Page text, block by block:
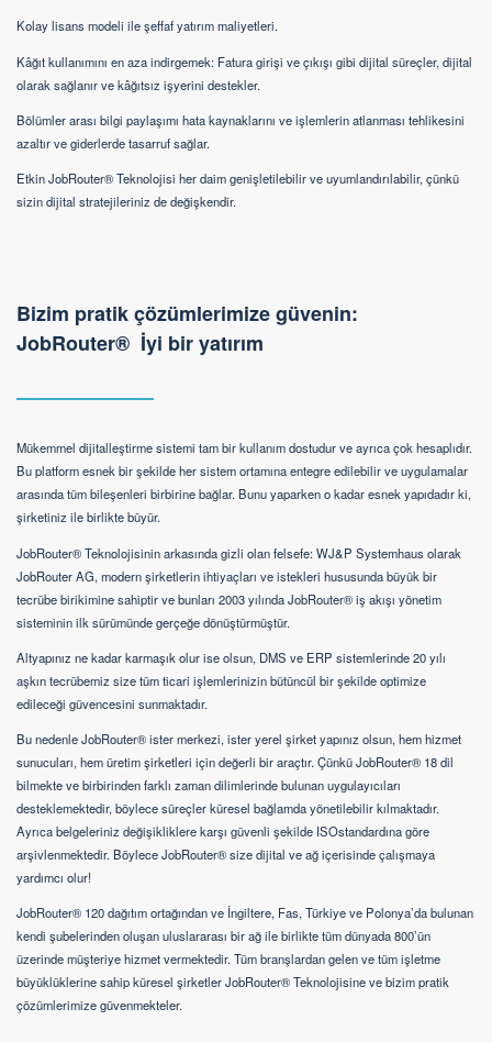
Kolay lisans modeli ile şeffaf yatırım maliyetleri.
Kâğıt kullanımını en aza indirgemek: Fatura girişi ve çıkışı gibi dijital süreçler, dijital
olarak sağlanır ve kâğıtsız işyerini destekler.
Bölümler arası bilgi paylaşımı hata kaynaklarını ve işlemlerin atlanması tehlikesini
azaltır ve giderlerde tasarruf sağlar.
Etkin JobRouter® Teknolojisi her daim genişletilebilir ve uyumlandırılabilir, çünkü
sizin dijital stratejileriniz de değişkendir.
Bizim pratik çözümlerimize güvenin:
JobRouter® İyi bir yatırım
Mükemmel dijitalleştirme sistemi tam bir kullanım dostudur ve ayrıca çok hesaplıdır.
Bu platform esnek bir şekilde her sistem ortamına entegre edilebilir ve uygulamalar
arasında tüm bileşenleri birbirine bağlar. Bunu yaparken o kadar esnek yapıdadır ki,
şirketiniz ile birlikte büyür.
JobRouter® Teknolojisinin arkasında gizli olan felsefe: WJ&P Systemhaus olarak
JobRouter AG, modern şirketlerin ihtiyaçları ve istekleri hususunda büyük bir
tecrübe birikimine sahiptir ve bunları 2003 yılında JobRouter® iş akışı yönetim
sisteminin ilk sürümünde gerçeğe dönüştürmüştür.
Altyapınız ne kadar karmaşık olur ise olsun, DMS ve ERP sistemlerinde 20 yılı
aşkın tecrübemiz size tüm ticari işlemlerinizin bütüncül bir şekilde optimize
edileceği güvencesini sunmaktadır.
Bu nedenle JobRouter® ister merkezi, ister yerel şirket yapınız olsun, hem hizmet
sunucuları, hem üretim şirketleri için değerli bir araçtır. Çünkü JobRouter® 18 dil
bilmekte ve birbirinden farklı zaman dilimlerinde bulunan uygulayıcıları
desteklemektedir, böylece süreçler küresel bağlamda yönetilebilir kılmaktadır.
Ayrıca belgeleriniz değişikliklere karşı güvenli şekilde ISOstandardına göre
arşivlenmektedir. Böylece JobRouter® size dijital ve ağ içerisinde çalışmaya
yardımcı olur!
JobRouter® 120 dağıtım ortağından ve İngiltere, Fas, Türkiye ve Polonya’da bulunan
kendi şubelerinden oluşan uluslararası bir ağ ile birlikte tüm dünyada 800’ün
üzerinde müşteriye hizmet vermektedir. Tüm branşlardan gelen ve tüm işletme
büyüklüklerine sahip küresel şirketler JobRouter® Teknolojisine ve bizim pratik
çözümlerimize güvenmekteler.